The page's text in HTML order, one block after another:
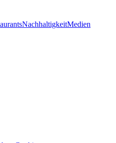
NachhaltigkeitMedien